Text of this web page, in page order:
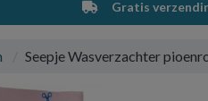
Gratis
Seepje Wasverzachter